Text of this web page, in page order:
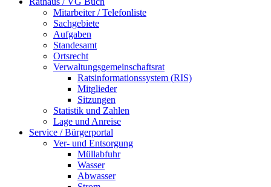
Mitarbeiter / Telefonliste
Sachgebiete
Aufgaben
Standesamt
Ortsrecht
Verwaltungsgemeinschaftsrat
Ratsinformationssystem (RIS)
Mitglieder
Sitzungen
Statistik und Zahlen
Lage und Anreise
Service / Bürgerportal
Ver- und Entsorgung
Müllabfuhr
Wasser
Abwasser